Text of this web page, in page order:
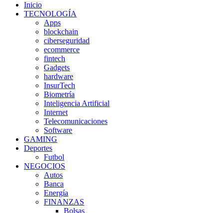
Inicio
TECNOLOGÍA
Apps
blockchain
ciberseguridad
ecommerce
fintech
Gadgets
hardware
InsurTech
Biometría
Inteligencia Artificial
Internet
Telecomunicaciones
Software
GAMING
Deportes
Futbol
NEGOCIOS
Autos
Banca
Energía
FINANZAS
Bolsas